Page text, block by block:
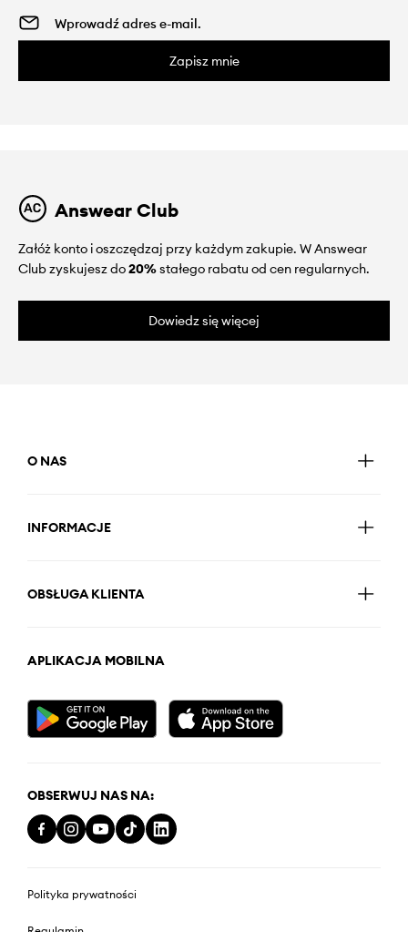
Zapisz mnie
Answear Club
Załóż konto i oszczędzaj przy każdym zakupie. W Answear
Club zyskujesz do20%stałego rabatu od cen regularnych.
Dowiedz się więcej
O NAS
INFORMACJE
OBSŁUGA KLIENTA
APLIKACJA MOBILNA
OBSERWUJ NAS NA:
Polityka prywatności